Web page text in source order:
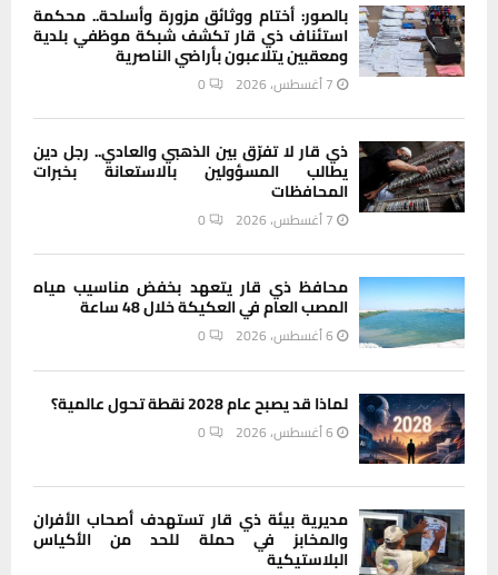
بالصور: أختام ووثائق مزورة وأسلحة.. محكمة
استئناف ذي قار تكشف شبكة موظفي بلدية
ومعقبين يتلاعبون بأراضي الناصرية
7 أغسطس، 2026 0
ذي قار لا تفرّق بين الذهبي والعادي.. رجل دين
يطالب المسؤولين بالاستعانة بخبرات
المحافظات
7 أغسطس، 2026 0
محافظ ذي قار يتعهد بخفض مناسيب مياه
المصب العام في العكيكة خلال 48 ساعة
6 أغسطس، 2026 0
لماذا قد يصبح عام 2028 نقطة تحول عالمية؟
6 أغسطس، 2026 0
مديرية بيئة ذي قار تستهدف أصحاب الأفران
والمخابز في حملة للحد من الأكياس
البلاستيكية